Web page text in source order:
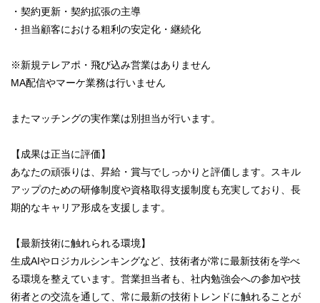
・契約更新・契約拡張の主導
・担当顧客における粗利の安定化・継続化
※新規テレアポ・飛び込み営業はありません
MA配信やマーケ業務は行いません
またマッチングの実作業は別担当が行います。
【成果は正当に評価】
あなたの頑張りは、昇給・賞与でしっかりと評価します。スキル
アップのための研修制度や資格取得支援制度も充実しており、長
期的なキャリア形成を支援します。
【最新技術に触れられる環境】
生成AIやロジカルシンキングなど、技術者が常に最新技術を学べ
る環境を整えています。営業担当者も、社内勉強会への参加や技
術者との交流を通して、常に最新の技術トレンドに触れることが